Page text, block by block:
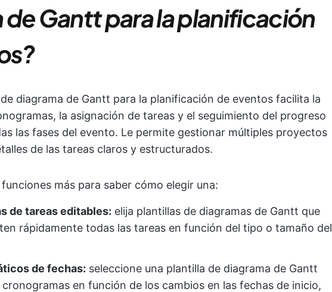
Gantt para la planificación
diagrama de Gantt para la planificación de eventos facilita la
la asignación de tareas y el seguimiento del progreso
las fases del evento. Le permite gestionar múltiples proyectos
de las tareas claros y estructurados.
más para saber cómo elegir una:
de tareas editables: elija plantillas de diagramas de Gantt que
rápidamente todas las tareas en función del tipo o tamaño del
de fechas: seleccione una plantilla de diagrama de Gantt
en función de los cambios en las fechas de inicio,